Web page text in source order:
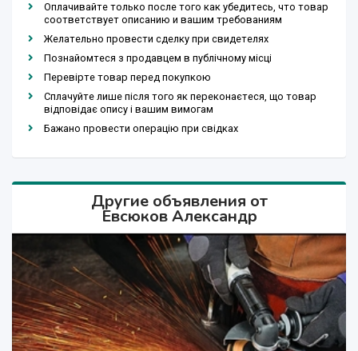
Оплачивайте только после того как убедитесь, что товар
соответствует описанию и вашим требованиям
Желательно провести сделку при свидетелях
Познайомтеся з продавцем в публічному місці
Перевірте товар перед покупкою
Сплачуйте лише після того як переконаєтеся, що товар
відповідає опису і вашим вимогам
Бажано провести операцію при свідках
Другие объявления от
Евсюков Александр